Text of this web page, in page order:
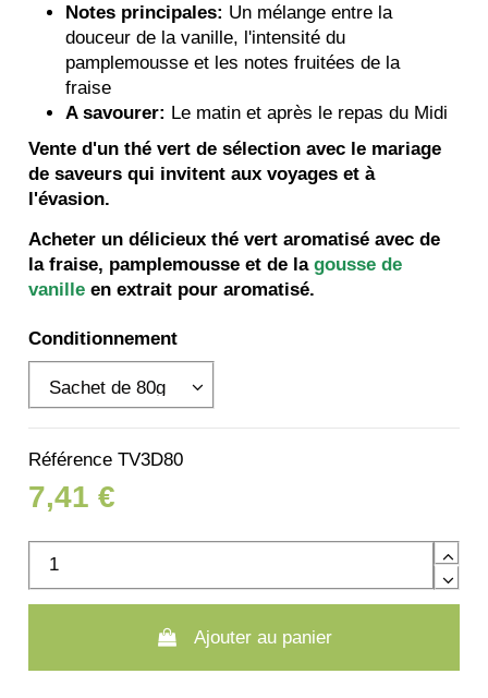
Notes principales: Un mélange entre la
douceur de la vanille, l'intensité du
pamplemousse et les notes fruitées de la
fraise
A savourer: Le matin et après le repas du Midi
Vente d'un thé vert de sélection avec le mariage
de saveurs qui invitent aux voyages et à
l'évasion.
Acheter un délicieux thé vert aromatisé avec de
la fraise, pamplemousse et de lagousse de
vanille en extrait pour aromatisé.
Conditionnement
Référence TV3D80
7,41 €
Ajouter au panier